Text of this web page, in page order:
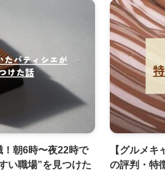
！朝6時〜夜22時で
い職場”を見つけた
【グルメ
の評判・特